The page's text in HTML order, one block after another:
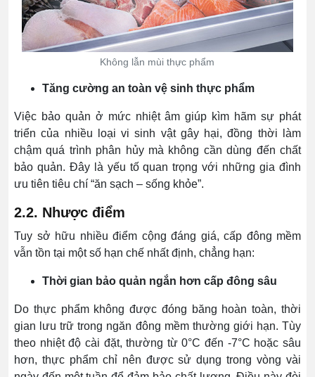
Không lẫn mùi thực phẩm
Tăng cường an toàn vệ sinh thực phẩm
Việc bảo quản ở mức nhiệt âm giúp kìm hãm sự phát
triển của nhiều loại vi sinh vật gây hại, đồng thời làm
chậm quá trình phân hủy mà không cần dùng đến chất
bảo quản. Đây là yếu tố quan trọng với những gia đình
ưu tiên tiêu chí “ăn sạch – sống khỏe”.
2.2. Nhược điểm
Tuy sở hữu nhiều điểm cộng đáng giá, cấp đông mềm
vẫn tồn tại một số hạn chế nhất định, chẳng hạn:
Thời gian bảo quản ngắn hơn cấp đông sâu
Do thực phẩm không được đóng băng hoàn toàn, thời
gian lưu trữ trong ngăn đông mềm thường giới hạn. Tùy
theo nhiệt độ cài đặt, thường từ 0°C đến -7°C hoặc sâu
hơn, thực phẩm chỉ nên được sử dụng trong vòng vài